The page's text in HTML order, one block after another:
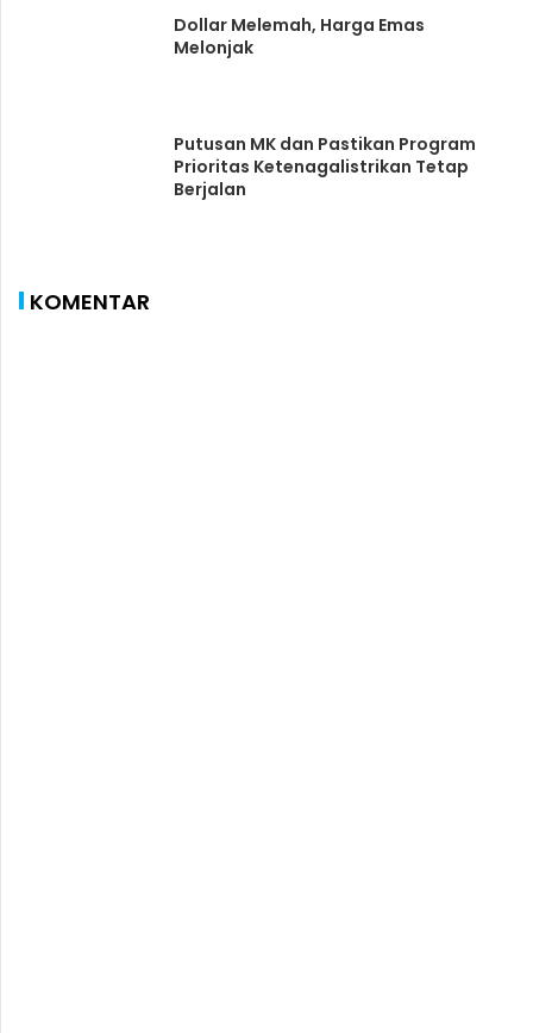
Dollar Melemah, Harga Emas
Melonjak
Putusan MK dan Pastikan Program
Prioritas Ketenagalistrikan Tetap
Berjalan
KOMENTAR